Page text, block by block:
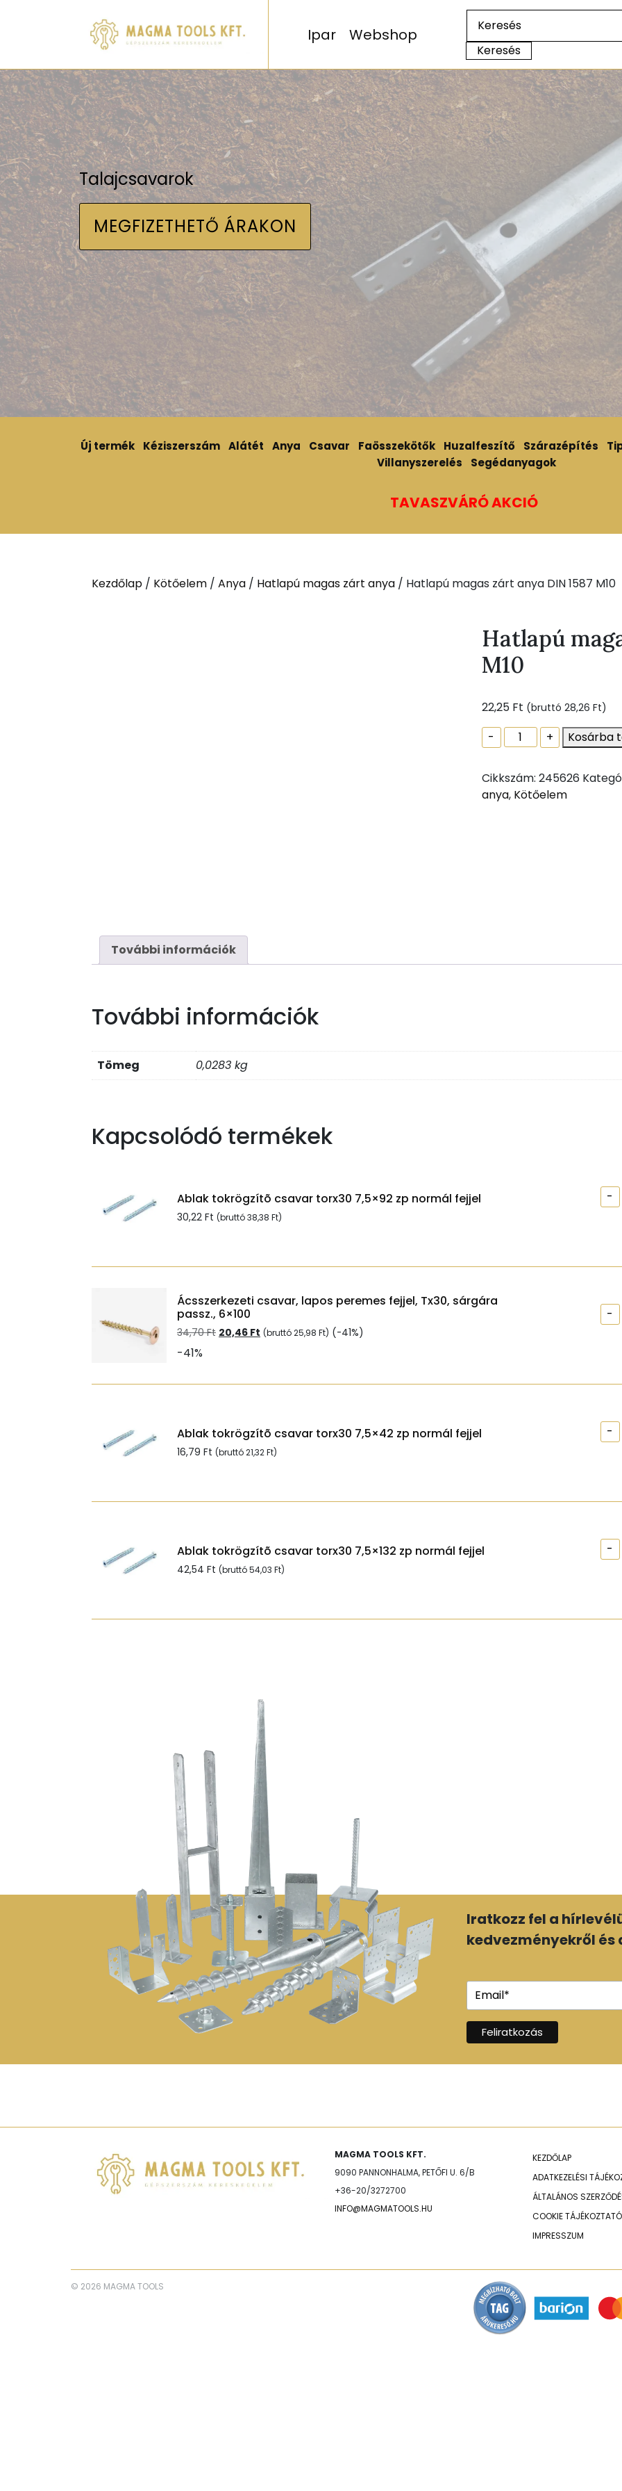
Ipar Webshop
Talajcsavarok
MEGFIZETHETŐ ÁRAKON
Új termék Kéziszerszám Alátét Anya Csavar Faösszekötők Huzalfeszítő Szárazépítés
Villanyszerelés
Segédanyagok
TAVASZVÁRÓ AKCIÓ
Kezdőlap / Kötőelem / Anya / Hatlapú magas zárt anya / Hatlapú magas zárt anya DIN 1587 M10
Hatlapú
M10
22,25 Ft (bruttó 28,26 Ft)
-
Hatlapú
magas
anya
DIN
+ Kosárba
Cikkszám: 245626
anya, Kötőelem
További információk
További információk
Tömeg 0,0283 kg
Kapcsolódó termékek
Ablak tokrögzítõ csavar torx30 7,5×92 zp normál fejjel
30,22 Ft (bruttó38,38 Ft)
-
Ácsszerkezeti csavar, lapos peremes fejjel, Tx30, sárgára
passz., 6×100
34,70Ft Original
20,46 Ft Current
(bruttó25,98 Ft) (-41%)
-41%
-
Ablak tokrögzítõ csavar torx30 7,5×42 zp normál fejjel
16,79 Ft (bruttó21,32Ft)
-
Ablak tokrögzítõ csavar torx30 7,5×132 zp normál fejjel
42,54 Ft (bruttó54,03 Ft)
-
Iratkozz fel a
kedvezményekről
MAGMA TOOLS KFT.
9090 PANNONHALMA, PETŐFI U. 6/B
+36-20/3272700
INFO@MAGMATOOLS.HU
KEZDŐLAP
ADATKEZELÉSI
ÁLTALÁNOS
COOKIE TÁJÉKOZTATÓ
IMPRESSZUM
© 2026 MAGMA TOOLS